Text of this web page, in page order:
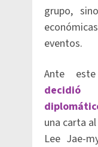
grupo,
eventos.
Ante
una carta
Lee Jae-